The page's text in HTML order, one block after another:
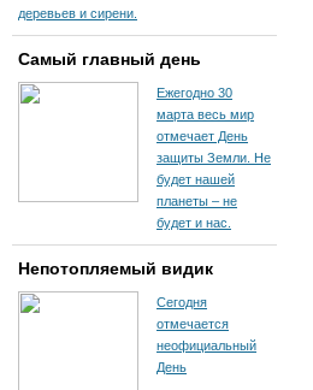
деревьев и сирени.
Самый главный день
Ежегодно 30
марта весь мир
отмечает День
защиты Земли. Не
будет нашей
планеты – не
будет и нас.
Непотопляемый видик
Сегодня
отмечается
неофициальный
День